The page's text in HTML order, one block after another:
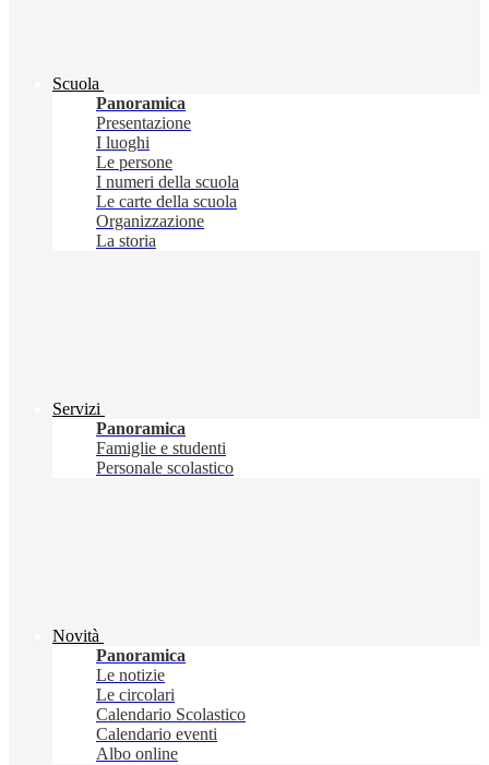
Scuola
Panoramica
Presentazione
I luoghi
Le persone
I numeri della scuola
Le carte della scuola
Organizzazione
La storia
Servizi
Panoramica
Famiglie e studenti
Personale scolastico
Novità
Panoramica
Le notizie
Le circolari
Calendario Scolastico
Calendario eventi
Albo online